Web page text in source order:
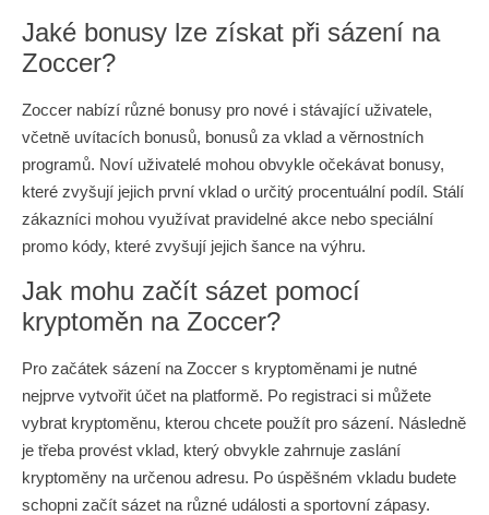
Jaké bonusy lze získat při sázení na
Zoccer?
Zoccer nabízí různé bonusy pro nové i stávající uživatele,
včetně uvítacích bonusů, bonusů za vklad a věrnostních
programů. Noví uživatelé mohou obvykle očekávat bonusy,
které zvyšují jejich první vklad o určitý procentuální podíl. Stálí
zákazníci mohou využívat pravidelné akce nebo speciální
promo kódy, které zvyšují jejich šance na výhru.
Jak mohu začít sázet pomocí
kryptoměn na Zoccer?
Pro začátek sázení na Zoccer s kryptoměnami je nutné
nejprve vytvořit účet na platformě. Po registraci si můžete
vybrat kryptoměnu, kterou chcete použít pro sázení. Následně
je třeba provést vklad, který obvykle zahrnuje zaslání
kryptoměny na určenou adresu. Po úspěšném vkladu budete
schopni začít sázet na různé události a sportovní zápasy.